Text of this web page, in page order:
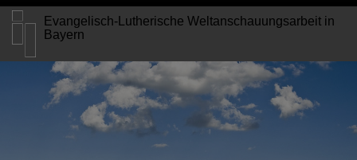
Evangelisch-Lutherische Weltanschauungsarbeit in
Bayern